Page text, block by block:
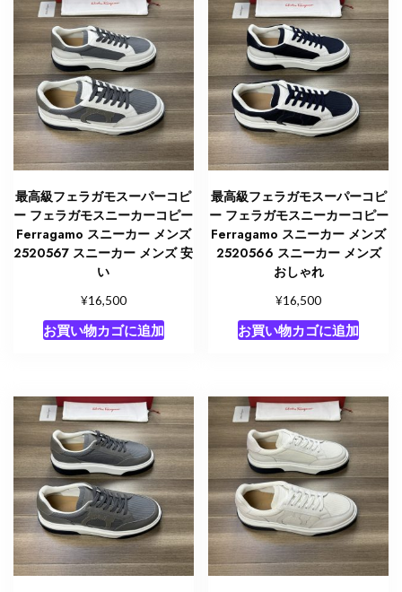
最高級フェラガモスーパーコピ
ー フェラガモスニーカーコピー
Ferragamo スニーカー メンズ
2520567 スニーカー メンズ 安
い
¥16,500
お買い物カゴに追加
最高級フェラガモスーパーコピ
ー フェラガモスニーカーコピー
Ferragamo スニーカー メンズ
2520566 スニーカー メンズ
おしゃれ
¥16,500
お買い物カゴに追加